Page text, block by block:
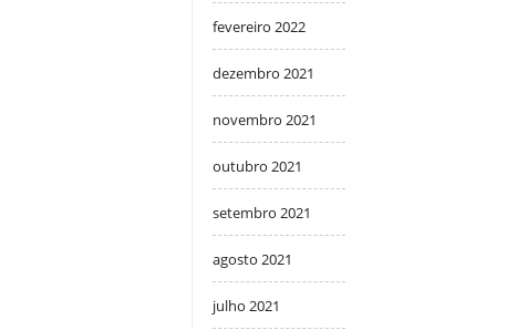
fevereiro 2022
dezembro 2021
novembro 2021
outubro 2021
setembro 2021
agosto 2021
julho 2021